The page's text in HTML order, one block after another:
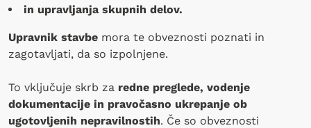
in upravljanja skupnih delov.
Upravnik stavbe mora te obveznosti poznati in
zagotavljati, da so izpolnjene.
To vključuje skrb za redne preglede, vodenje
dokumentacije in pravočasno ukrepanje ob
ugotovljenih nepravilnostih. Če so obveznosti